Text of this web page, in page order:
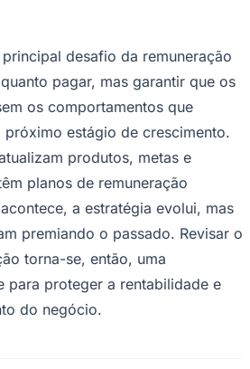
desafio da remuneração
os comportamentos que
próximo estágio de crescimento.
produtos, metas e
planos de remuneração
a estratégia evolui, mas
premiando o passado. Revisar o
torna-se, então, uma
para proteger a rentabilidade e
do negócio.